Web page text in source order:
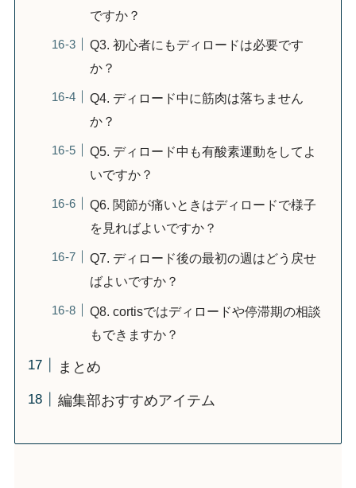
ですか？
Q3. 初心者にもディロードは必要です
か？
Q4. ディロード中に筋肉は落ちません
か？
Q5. ディロード中も有酸素運動をしてよ
いですか？
Q6. 関節が痛いときはディロードで様子
を見ればよいですか？
Q7. ディロード後の最初の週はどう戻せ
ばよいですか？
Q8. cortisではディロードや停滞期の相談
もできますか？
まとめ
編集部おすすめアイテム